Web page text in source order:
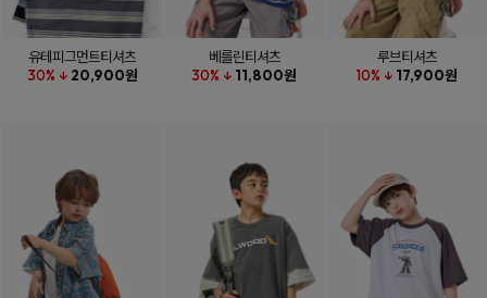
유테피그먼트티셔츠
30% ↓ 20,900원
베를린티셔츠
30% ↓ 11,800원
루브티셔츠
10% ↓ 17,900원